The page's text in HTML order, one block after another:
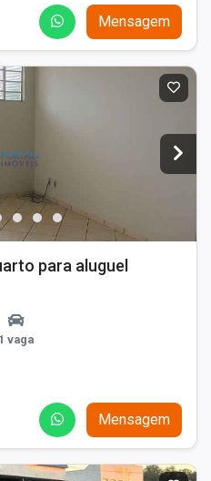
Mensagem
para aluguel
1 vaga
Mensagem